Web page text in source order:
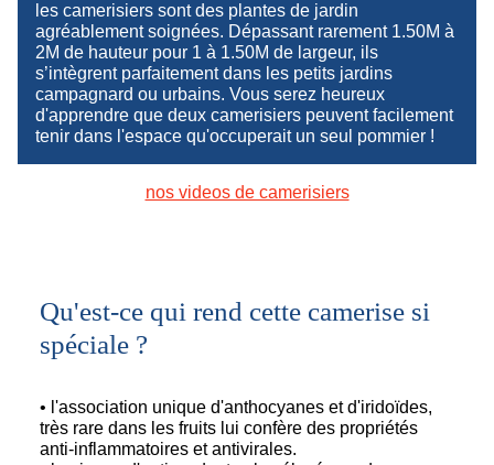
les camerisiers sont des plantes de jardin
agréablement soignées. Dépassant rarement 1.50M à
2M de hauteur pour 1 à 1.50M de largeur, ils
s’intègrent parfaitement dans les petits jardins
campagnard ou urbains. Vous serez heureux
d'apprendre que deux camerisiers peuvent facilement
tenir dans l'espace qu'occuperait un seul pommier !
nos videos de camerisiers
Qu'est-ce qui rend cette camerise si
spéciale ?
• l'association unique d'anthocyanes et d'iridoïdes,
très rare dans les fruits lui confère des propriétés
anti-inflammatoires et antivirales.